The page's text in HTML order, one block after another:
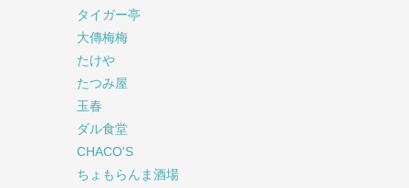
タイガー亭
大傳梅梅
たけや
たつみ屋
玉春
ダル食堂
CHACO'S
ちょもらんま酒場